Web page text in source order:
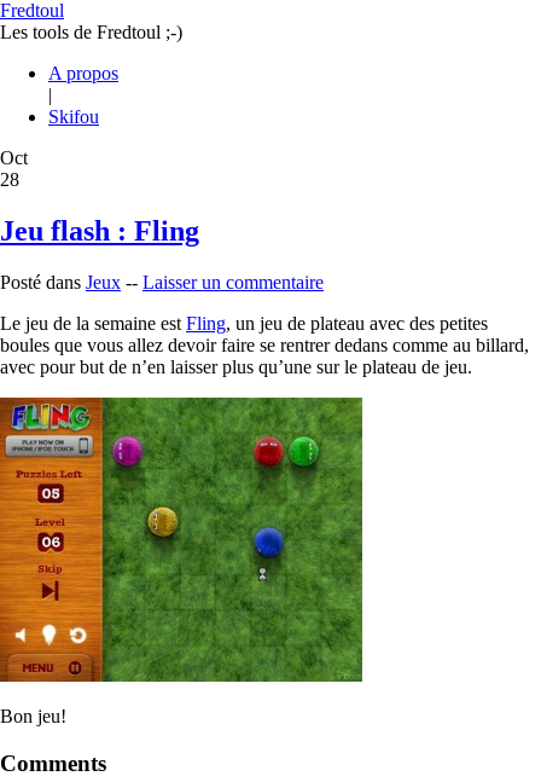
Fredtoul
Les tools de Fredtoul ;-)
A propos
|
Skifou
Oct
28
Jeu flash : Fling
Posté dans Jeux -- Laisser un commentaire
Le jeu de la semaine est Fling, un jeu de plateau avec des petites
boules que vous allez devoir faire se rentrer dedans comme au billard,
avec pour but de n’en laisser plus qu’une sur le plateau de jeu.
Bon jeu!
Comments